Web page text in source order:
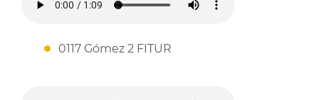
0117 Gómez 2 FITUR